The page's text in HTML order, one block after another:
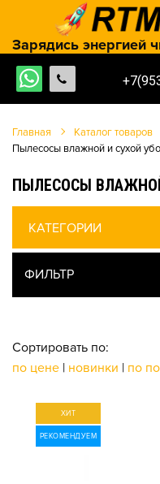
Зарядись энергией
Главная Каталог товаров
Пылесосы влажной и сухой
ПЫЛЕСОСЫ
КАТЕГОРИИ
ФИЛЬТР
Сортировать по:
по цене | новинки | по
ХИТ
РЕКОМЕНДУЕМ